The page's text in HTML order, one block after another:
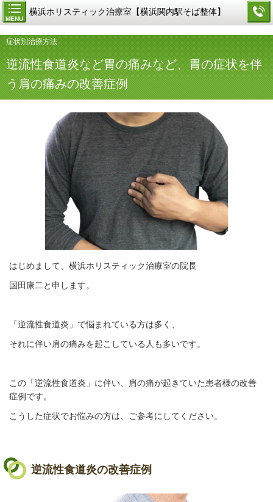
MENU
横浜ホリスティック治療室【横浜関内駅そば整体】
症状別治療方法
逆流性食道炎など胃の痛みなど、胃の症状を伴
う肩の痛みの改善症例
はじめまして、横浜ホリスティック治療室の院長
国田康二と申します。
「逆流性食道炎」で悩まれている方は多く、
それに伴い肩の痛みを起こしている人も多いです。
この 「逆流性食道炎」に伴い、肩の痛が起きていた患者様の改善
症例です。
こうした症状でお悩みの方は、ご参考にしてください。
逆流性食道炎の改善症例